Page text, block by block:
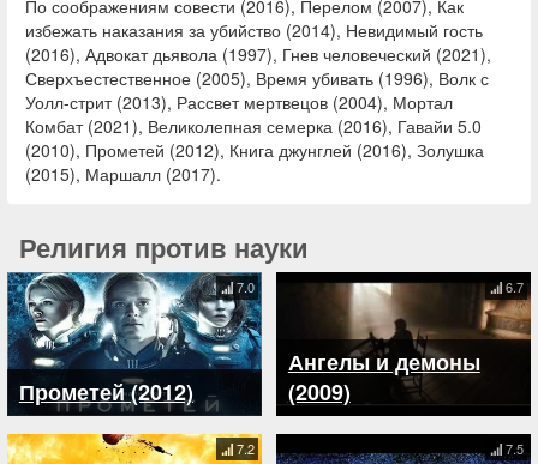
По соображениям совести (2016), Перелом (2007), Как
избежать наказания за убийство (2014), Невидимый гость
(2016), Адвокат дьявола (1997), Гнев человеческий (2021),
Сверхъестественное (2005), Время убивать (1996), Волк с
Уолл-стрит (2013), Рассвет мертвецов (2004), Мортал
Комбат (2021), Великолепная семерка (2016), Гавайи 5.0
(2010), Прометей (2012), Книга джунглей (2016), Золушка
(2015), Маршалл (2017).
Религия против науки
Прометей (2012)
7.0
Ангелы и демоны
(2009)
6.7
7.2 7.5